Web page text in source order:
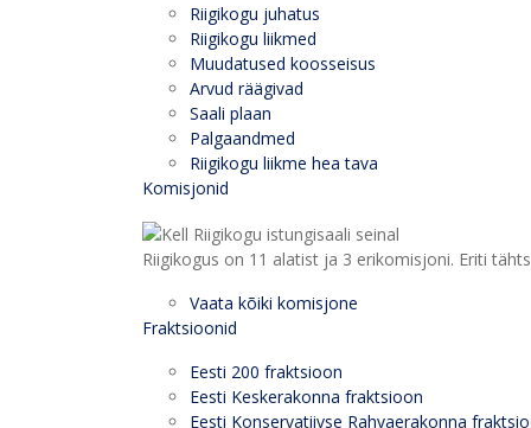
Riigikogu juhatus
Riigikogu liikmed
Muudatused koosseisus
Arvud räägivad
Saali plaan
Palgaandmed
Riigikogu liikme hea tava
Komisjonid
Riigikogus on 11 alatist ja 3 erikomisjoni. Eriti
Vaata kõiki komisjone
Fraktsioonid
Eesti 200 fraktsioon
Eesti Keskerakonna fraktsioon
Eesti Konservatiivse Rahvaerakonna